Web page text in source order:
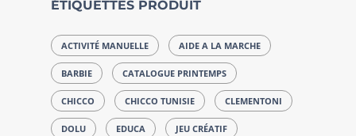
ÉTIQUETTES PRODUIT
ACTIVITÉ MANUELLE AIDE A LA MARCHE
BARBIE CATALOGUE PRINTEMPS
CHICCO CHICCO TUNISIE CLEMENTONI
DOLU EDUCA JEU CRÉATIF